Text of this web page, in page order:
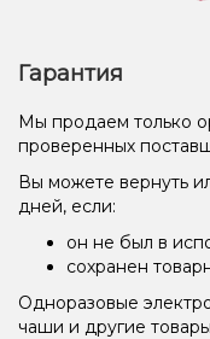
Гарантия
Мы продаем только
проверенных
Вы можете вернуть
дней, если:
он не был в
сохранен
Одноразовые
чаши и другие